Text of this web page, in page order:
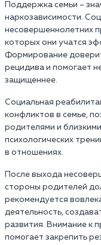
Поддержка семьи –
наркозависимости.
несовершеннолетних
которых они учатся
Формирование
рецидива и помогает
защищеннее.
Социальная
конфликтов в семье,
родителями и
психологических
в отношениях.
После выхода
стороны родителей
рекомендуется
деятельность,
развития. Внимание к
помогает закрепить